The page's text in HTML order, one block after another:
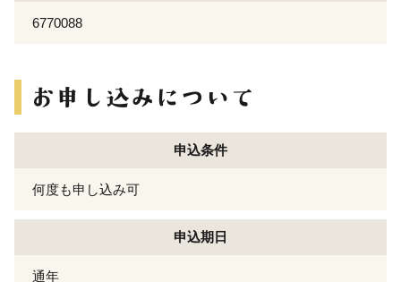
6770088
申込条件
何度も申し込み可
申込期日
通年